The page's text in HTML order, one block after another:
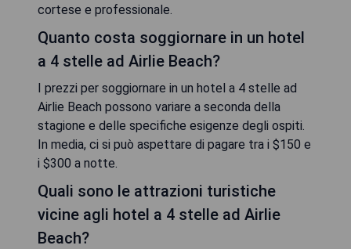
cortese e professionale.
Quanto costa soggiornare in un hotel
a 4 stelle ad Airlie Beach?
I prezzi per soggiornare in un hotel a 4 stelle ad
Airlie Beach possono variare a seconda della
stagione e delle specifiche esigenze degli ospiti.
In media, ci si può aspettare di pagare tra i $150 e
i $300 a notte.
Quali sono le attrazioni turistiche
vicine agli hotel a 4 stelle ad Airlie
Beach?